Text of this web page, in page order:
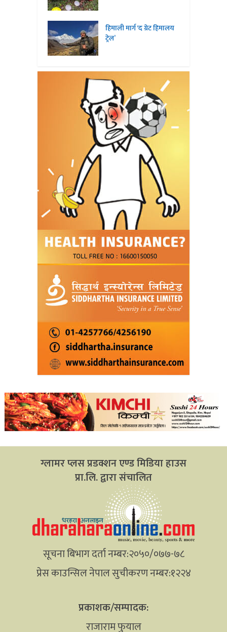
हिमाली मार्ग ‘द ग्रेट हिमालय
ट्रेल’
ग्लामर प्लस प्रडक्शन एण्ड मिडिया हाउस
प्रा.लि. द्वारा संचालित
सूचना बिभाग दर्ता नम्बर:२०५०/०७७-७८
प्रेस काउन्सिल नेपाल सुचीकरण नम्बर:१२२४
प्रकाशक/सम्पादक:
राजाराम फुयाल